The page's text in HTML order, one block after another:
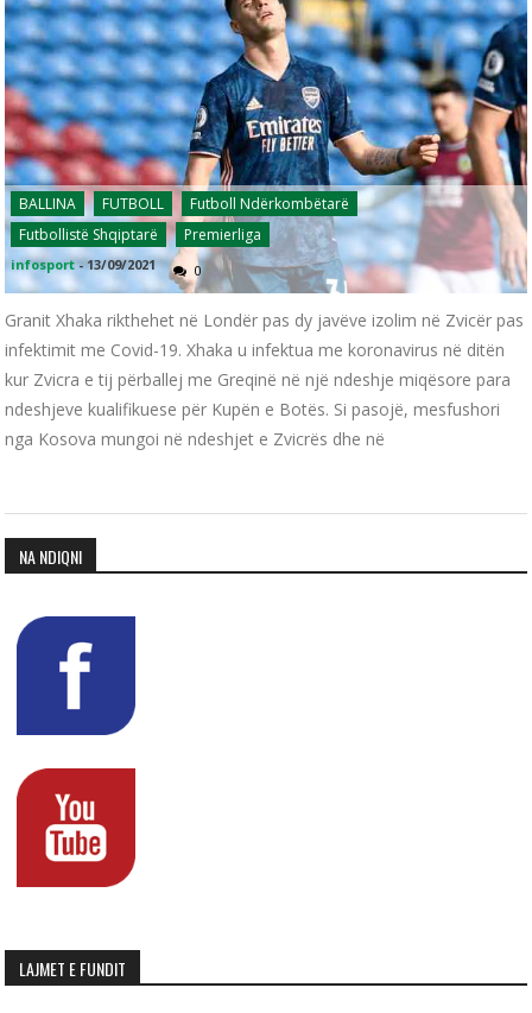
BALLINA FUTBOLL
Futboll Ndërkombëtarë
Futbollistë Shqiptarë
Premierliga
infosport -13/09/2021 0
Granit Xhaka rikthehet në Londër pas dy javëve izolim në Zvicër pas
infektimit me Covid-19. Xhaka u infektua me koronavirus në ditën
kur Zvicra e tij përballej me Greqinë në një ndeshje miqësore para
ndeshjeve kualifikuese për Kupën e Botës. Si pasojë, mesfushori
nga Kosova mungoi në ndeshjet e Zvicrës dhe në
NA NDIQNI
LAJMET E FUNDIT